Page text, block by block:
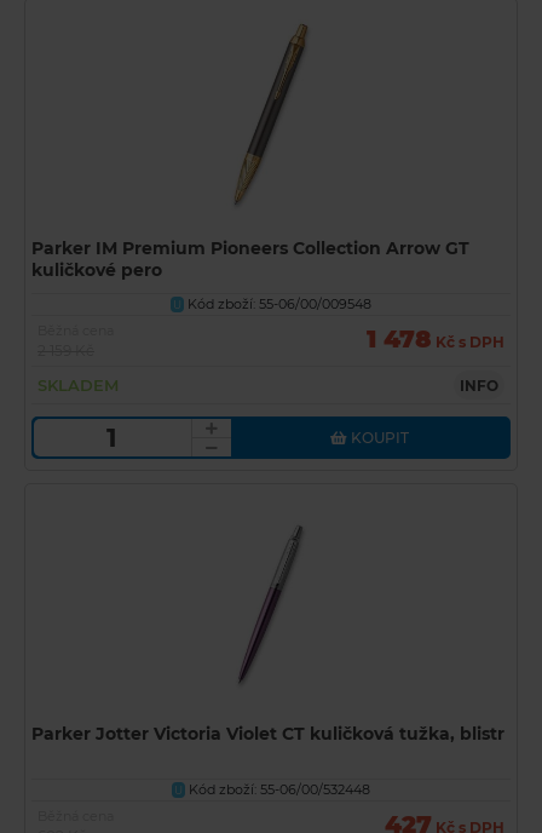
Parker IM Premium Pioneers Collection Arrow GT
kuličkové pero
U
Kód zboží: 55-06/00/009548
1 478 Kč s DPH
SKLADEM INFO
KOUPIT
Parker Jotter Victoria Violet CT kuličková tužka, blistr
U
Kód zboží: 55-06/00/532448
427 Kč s DPH